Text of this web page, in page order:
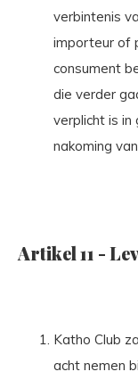
verbintenis
importeur of
consument
die verder
verplicht is in
nakoming
Artikel 11 -
Katho Club
acht nemen